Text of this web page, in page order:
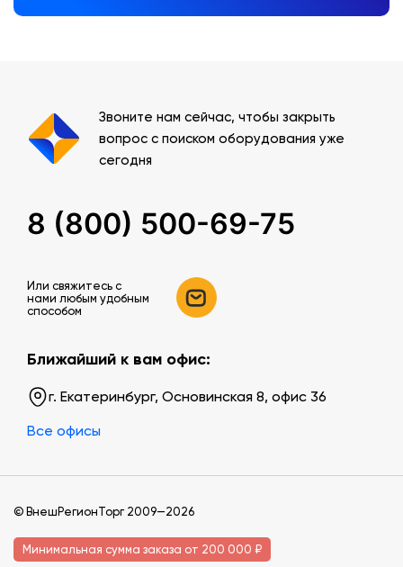
Звоните нам сейчас, чтобы закрыть
вопрос с поиском оборудования уже
сегодня
8 (800) 500-69-75
Или свяжитесь c
нами любым удобным
способом
Ближайший к вам офис:
г. Екатеринбург, Основинская 8, офис 36
Все офисы
© ВнешРегионТорг 2009—2026
Минимальная сумма заказа от 200 000 ₽